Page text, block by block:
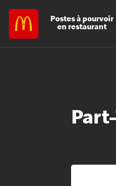
Postes à pourvoir
en restaurant